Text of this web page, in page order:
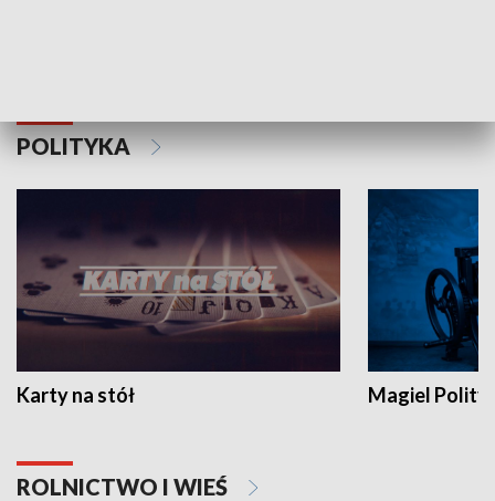
POLITYKA
Karty na stół Magiel
ROLNICTWO I WIEŚ